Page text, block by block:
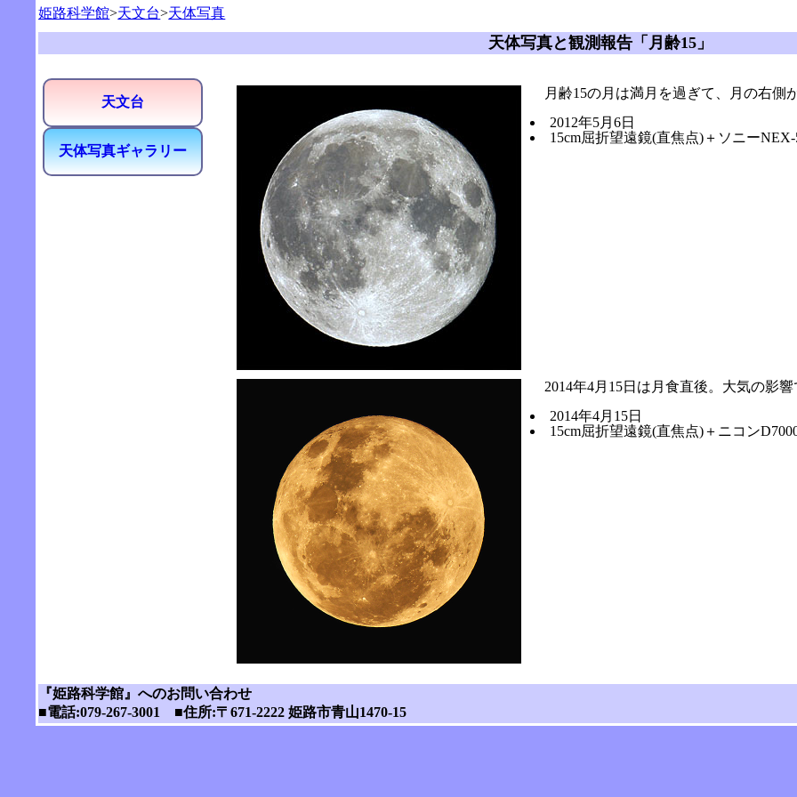
姫路科学館>天文台>天体写真
天体写真と観測報告「月齢15」
月齢15の月は満月を過ぎて、月の右側
2012年5月6日
15cm屈折望遠鏡(直焦点)＋ソニーNEX-
2014年4月15日は月食直後。大気の影
2014年4月15日
15cm屈折望遠鏡(直焦点)＋ニコン
天文台
天体写真ギャラリー
『姫路科学館』へのお問い合わせ
■電話:079-267-3001 ■住所:〒671-2222 姫路市青山1470-15